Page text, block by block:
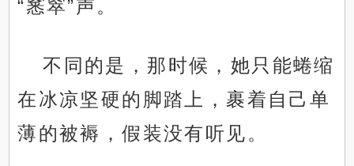
“窸窣”声。
不同的是，那时候，她只能蜷缩
在冰凉坚硬的脚踏上，裹着自己单
薄的被褥，假装没有听见。